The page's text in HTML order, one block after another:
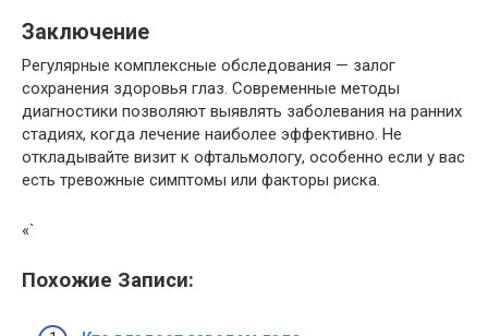
Заключение
Регулярные комплексные обследования — залог
сохранения здоровья глаз. Современные методы
диагностики позволяют выявлять заболевания на ранних
стадиях, когда лечение наиболее эффективно. Не
откладывайте визит к офтальмологу, особенно если у вас
есть тревожные симптомы или факторы риска.
«`
Похожие Записи: